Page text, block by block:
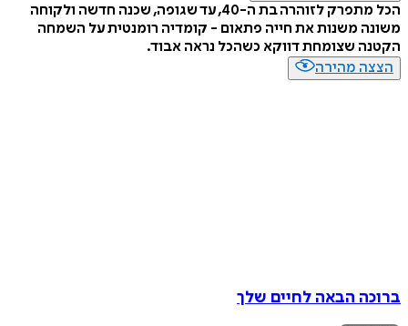
הכל מתפרק לזוהרה בת ה-40, עד שגופה, שכנה חדשה ולקוחה
משונה משנות את חייה פתאום - קומדיה רומנטית על השמחה
הקטנה שצומחת דווקא כשהכל נראה אבוד.
הצצה מהירה
ברוכה הבאה לחיים שלך